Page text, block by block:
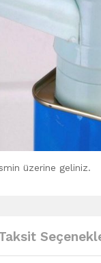
üzerine geliniz.